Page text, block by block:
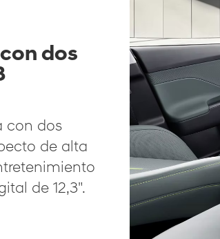
dos
con dos
de alta
de 12,3".